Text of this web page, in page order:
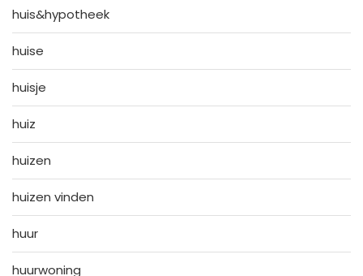
huis&hypotheek
huise
huisje
huiz
huizen
huizen vinden
huur
huurwoning